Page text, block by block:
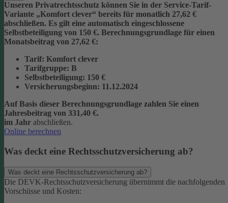
Unseren Privatrechtsschutz können Sie in der Service-Tarif-
Variante „Komfort clever“ bereits für monatlich 27,62 €
abschließen. Es gilt eine automatisch eingeschlossene
Selbstbeteiligung von 150 €. Berechnungsgrundlage für einen
Monatsbeitrag von 27,62 €:
Tarif: Komfort clever
Tarifgruppe: B
Selbstbeteiligung: 150 €
Versicherungsbeginn: 11.12.2024
Auf Basis dieser Berechnungsgrundlage zahlen Sie einen
Jahresbeitrag von 331,40 €.
im Jahr abschließen.
Online berechnen
Was deckt eine Rechtsschutzversicherung ab?
Was deckt eine Rechtsschutzversicherung ab?
Die DEVK-Rechtsschutzversicherung übernimmt die nachfolgenden
Vorschüsse und Kosten: